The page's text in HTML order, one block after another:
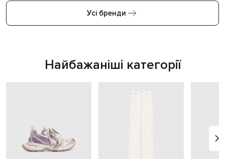
Усі бренди
Найбажаніші категорії